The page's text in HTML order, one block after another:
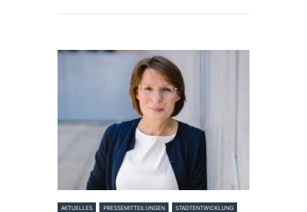
AKTUELLES PRESSEMITTEILUNGEN STADTENTWICKLUNG